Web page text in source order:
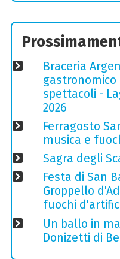
Braceria
spettacoli -
2026
Ferragosto
musica e
Sagra degli
Festa di San
Groppello
fuochi
Un ballo in
Donizetti di